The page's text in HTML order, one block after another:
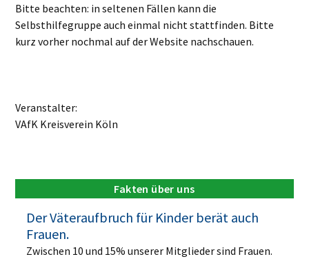
Bitte beachten: in seltenen Fällen kann die
Selbsthilfegruppe auch einmal nicht stattfinden. Bitte
kurz vorher nochmal auf der Website nachschauen.
Veranstalter:
VAfK Kreisverein Köln
Fakten über uns
Der Väteraufbruch für Kinder berät auch
Frauen.
Zwischen 10 und 15% unserer Mitglieder sind Frauen.